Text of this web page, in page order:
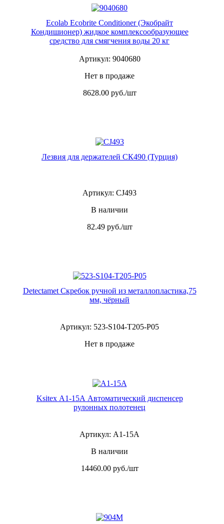
Ecolab Ecobrite Conditioner (Экобрайт
Кондишионер) жидкое комплексообразующее
средство для смягчения воды 20 кг
Артикул: 9040680
Нет в продаже
8628.00 руб./шт
Лезвия для держателей СК490 (Турция)
Артикул: CJ493
В наличии
82.49 руб./шт
Detectamet Скребок ручной из металлопластика,75
мм, чёрный
Артикул: 523-S104-T205-P05
Нет в продаже
Ksitex А1-15А Автоматический диспенсер
рулонных полотенец
Артикул: А1-15А
В наличии
14460.00 руб./шт